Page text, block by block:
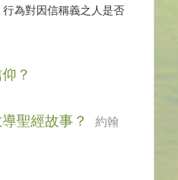
為對因信稱義之人是否
？
聖經故事？ 約翰